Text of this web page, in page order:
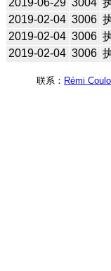
2019-02-04 3006
2019-02-04 3006
2019-02-04 3006
联系： Rémi